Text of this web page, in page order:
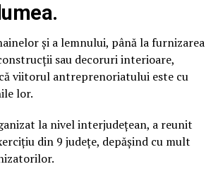
și a lemnului, până la furnizarea
sau decoruri interioare,
viitorul antreprenoriatului este cu
lor.
la nivel interjudețean, a reunit
din 9 județe, depășind cu mult